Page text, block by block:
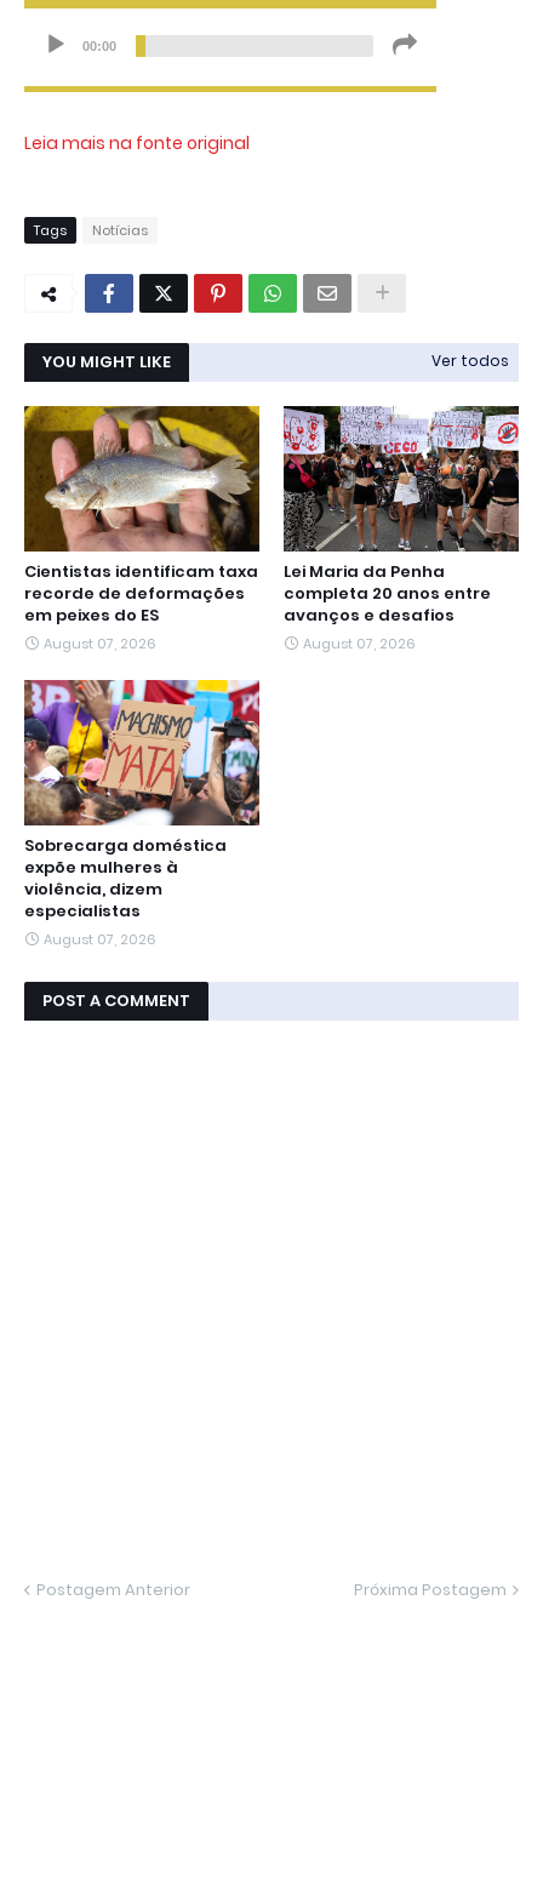
Leia mais na fonte original
Tags Notícias
YOU MIGHT LIKE Ver todos
Cientistas identificam taxa
recorde de deformações
em peixes do ES
August 07, 2026
Lei Maria da Penha
completa 20 anos entre
avanços e desafios
August 07, 2026
Sobrecarga doméstica
expõe mulheres à
violência, dizem
especialistas
August 07, 2026
POST A COMMENT
Postagem Anterior Próxima Postagem